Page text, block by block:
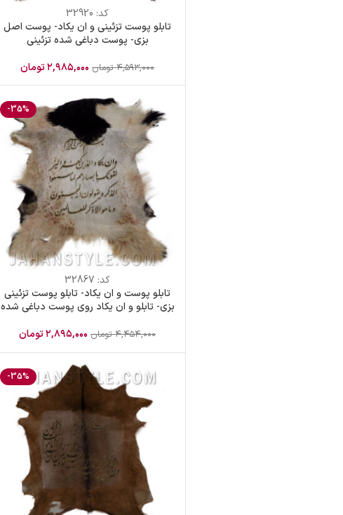
کد: 32920
تابلو پوست تزئینی و ان یکاد- پوست اصل
بزی- پوست دباغی شده تزئینی
۴,۵۹۳,۰۰۰ تومان ۲,۹۸۵,۰۰۰تومان
-35%
کد: 32867
تابلو پوست و ان یکاد- تابلو پوست تزئینی
بزی- تابلو و ان یکاد روی پوست دباغی شده
۴,۴۵۴,۰۰۰ تومان ۲,۸۹۵,۰۰۰تومان
-35%